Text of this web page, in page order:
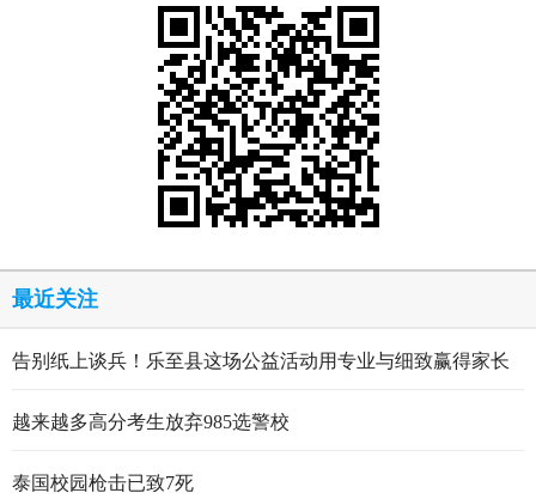
最近关注
告别纸上谈兵！乐至县这场公益活动用专业与细致赢得家长
越来越多高分考生放弃985选警校
泰国校园枪击已致7死